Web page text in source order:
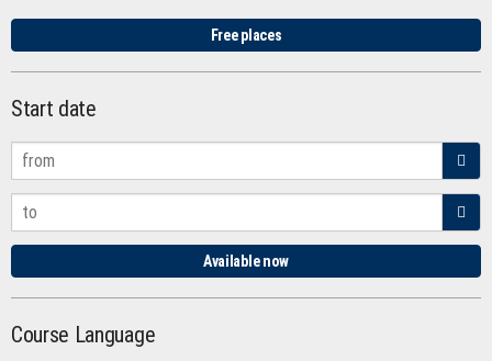
Free places
Start date
Available now
Course Language